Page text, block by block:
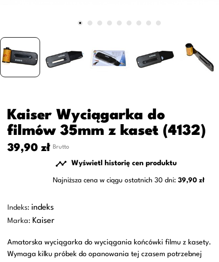
Kaiser Wyciągarka do
filmów 35mm z kaset (4132)
39,90 zł Brutto
 Wyświetl historię cen produktu
Najniższa cena w ciągu ostatnich 30 dni: 39,90 zł
Indeks: indeks
Marka: Kaiser
Amatorska wyciągarka do wyciągania końcówki filmu z kasety.
Wymaga kilku próbek do opanowania tej czasem potrzebnej